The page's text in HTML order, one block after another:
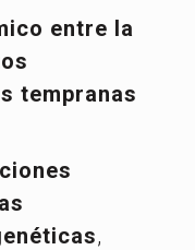
entre la
tempranas
,